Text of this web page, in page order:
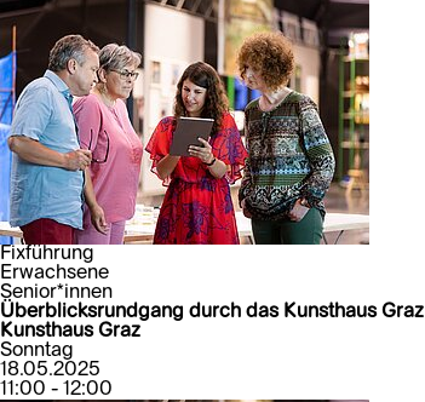
Fixführung
Erwachsene
Senior*innen
Überblicksrundgang durch das Kunsthaus Graz
Kunsthaus Graz
Sonntag
18.05.2025
11:00 - 12:00